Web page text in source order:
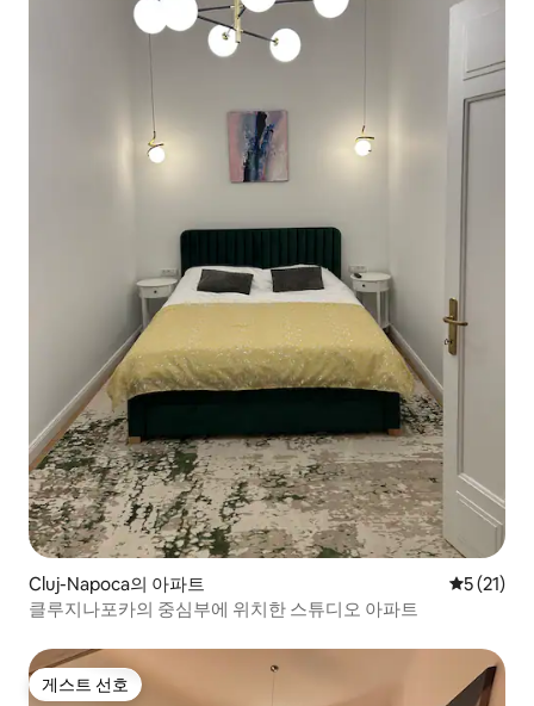
Cluj-Napoca의 아파트 평점 5점
5 (21)
클루지나포카의 중심부에 위치한 스튜디오 아파트
게스트 선호
게스트 선호